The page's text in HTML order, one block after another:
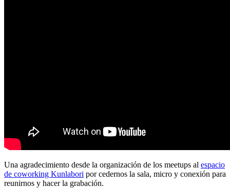
Una agradecimiento desde la organización de los meetups al espacio
de coworking Kunlabori por cedernos la sala, micro y conexión para
reunirnos y hacer la grabación.